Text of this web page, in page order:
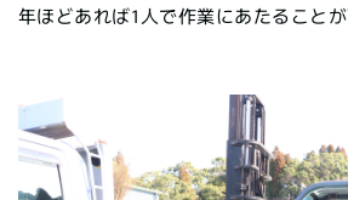
年ほどあれば1人で作業にあたることが